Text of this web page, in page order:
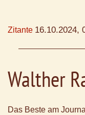
Zitante 16.10.2024,
Walther
Das Beste am